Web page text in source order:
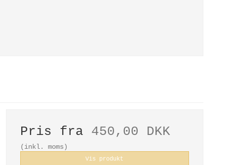
Pris fra 450,00 DKK
(inkl. moms)
Vis produkt